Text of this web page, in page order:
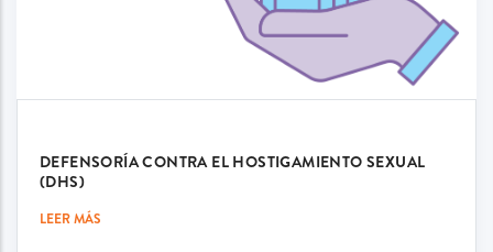
DEFENSORÍA CONTRA EL HOSTIGAMIENTO SEXUAL
(DHS)
LEER MÁS